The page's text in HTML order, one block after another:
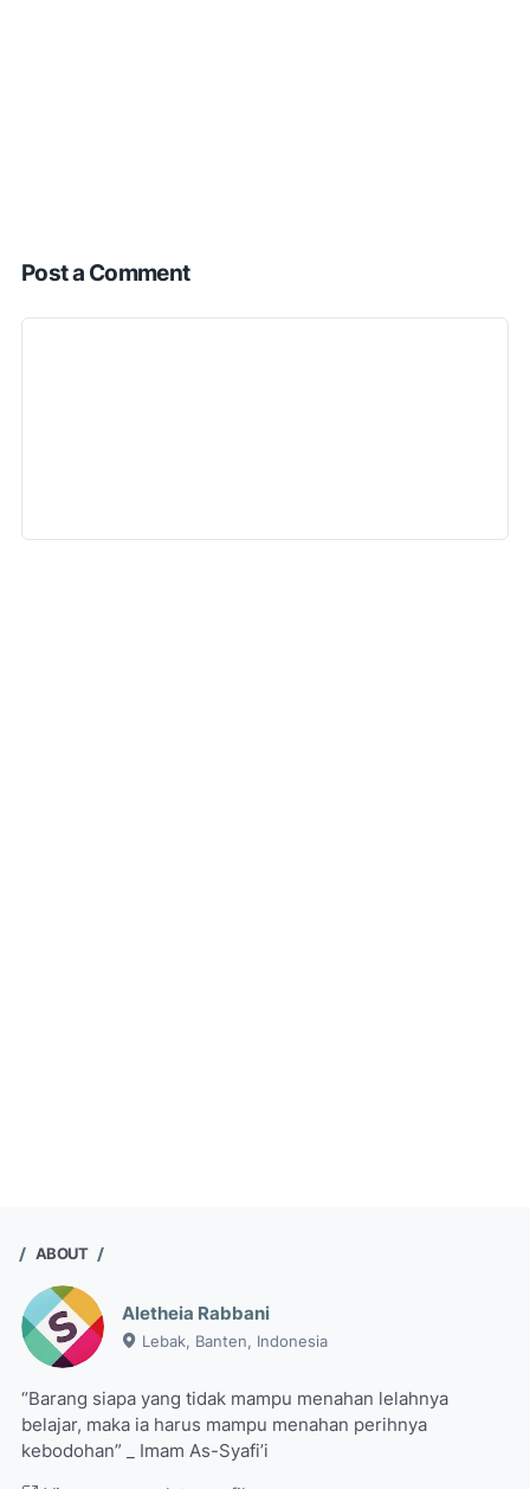
Post a Comment
ABOUT
Aletheia Rabbani
Lebak, Banten, Indonesia
“Barang siapa yang tidak mampu menahan lelahnya
belajar, maka ia harus mampu menahan perihnya
kebodohan” _ Imam As-Syafi’i